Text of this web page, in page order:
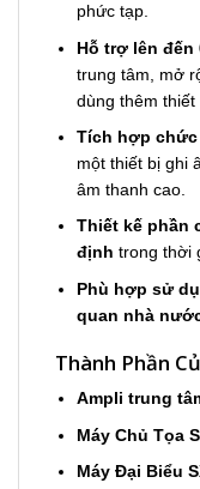
phức tạp.
Hỗ trợ lên đến
trung tâm, mở
dùng thêm thiết
Tích hợp
một thiết bị ghi
âm thanh cao.
Thiết kế phần
định trong thời
Phù hợp sử
quan nhà
Thành Phần
Ampli trung
Máy Chủ Tọa
Máy Đại Biểu